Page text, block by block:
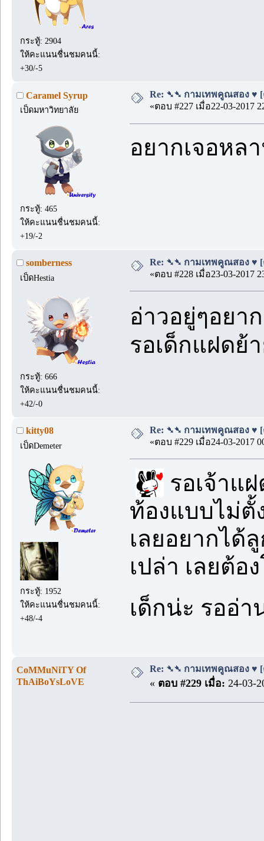
กระทู้: 2904
ให้คะแนนชื่นชมคนนี้:
+30/-5
Caramel Syrup
เป็ดมหาวิทยาลัย
กระทู้: 465
ให้คะแนนชื่นชมคนนี้:
+19/-2
Re: ➴➴ กามเทพคูณสอง ♥ [
«ตอบ #227 เมื่อ22-03-2017
อยากเจอหล
somberness
เป็ดHestia
กระทู้: 666
ให้คะแนนชื่นชมคนนี้:
+42/-0
Re: ➴➴ กามเทพคูณสอง ♥ [
«ตอบ #228 เมื่อ23-03-2017
อ่าวอยู่ๆอยา
รอเด็กแฝดย้
kitty08
เป็ดDemeter
กระทู้: 1952
ให้คะแนนชื่นชมคนนี้:
+48/-4
Re: ➴➴ กามเทพคูณสอง ♥ [
«ตอบ #229 เมื่อ24-03-2017
รอเจ้าแ
ท้องแบบไม่ตั้
เลยอยากได้
เปล่า เลยต้
เด็กน่ะ รออ่
CoMMuNiTY Of
ThAiBoYsLoVE
Re: ➴➴ กามเทพคูณสอง ♥ [
« ตอบ #229 เมื่อ: 24-03-